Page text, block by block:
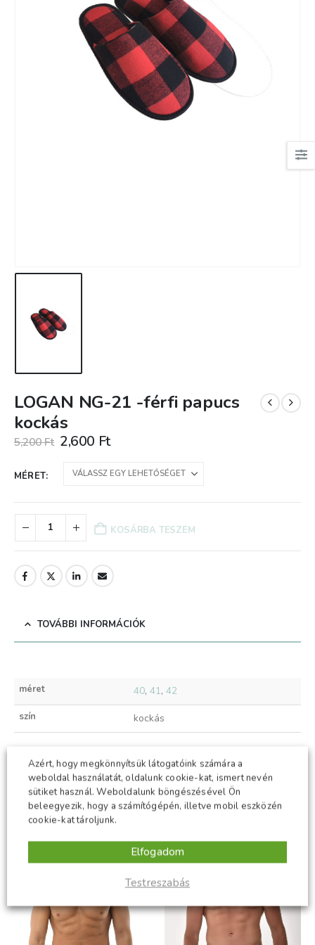
LOGAN NG-21 -férfi papucs
kockás
5,200Ft Original
was:
5,200 Ft.
2,600 FtCurrent
is:
2,600 Ft.
MÉRET
KOSÁRBA TESZEM
TOVÁBBI INFORMÁCIÓK
méret 40, 41,42
szín kockás
KAPCSOLÓDÓ TERMÉKEK
-50%
Azért, hogy megkönnyítsük látogatóink számára a
weboldal használatát, oldalunk cookie-kat, ismert nevén
sütiket használ. Weboldalunk böngészésével Ön
beleegyezik, hogy a számítógépén, illetve mobil eszközén
cookie-kat tároljunk.
Testreszabás
Elfogadom